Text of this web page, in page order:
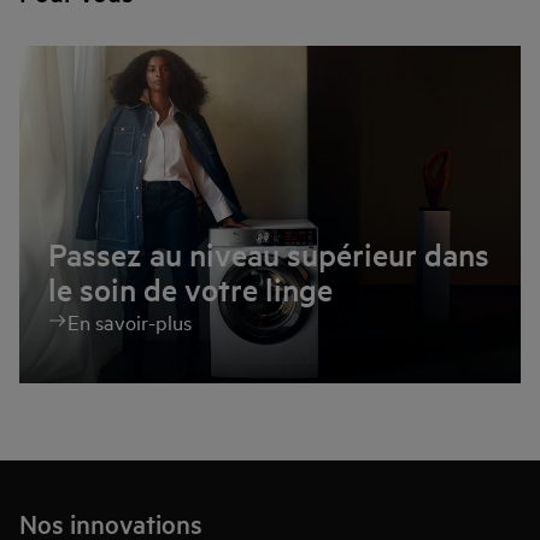
Passez au niveau supérieur dans
le soin de votre linge
En savoir-plus
Nos innovations